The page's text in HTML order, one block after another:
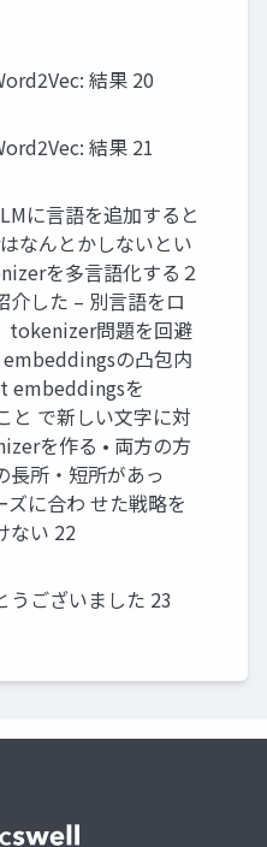
結果 20
結果 21
に言語を追加すると
なんとかしないとい
を多言語化する２
介した – 別言語をロ
tokenizer問題を回避
の凸包内
embeddingsを
で新しい文字に対
を作る • 両方の方
長所・短所があっ
ズに合わ せた戦略を
ない 22
うございました 23